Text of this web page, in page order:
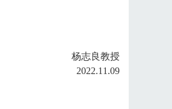
杨志良教授
2022.11.09